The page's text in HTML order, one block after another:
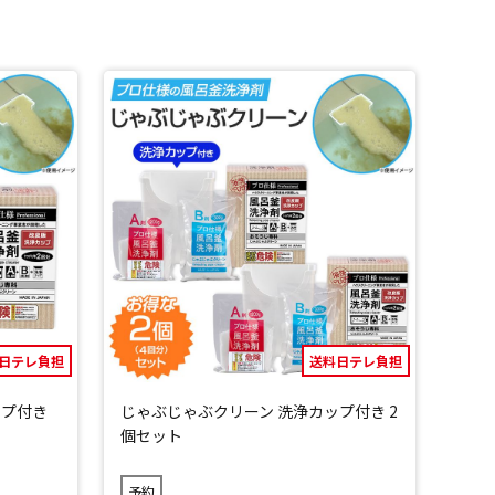
もお使いいただけます。
間の停電の際には頼もしい備えになります。
テレ負担
付き
送料日テレ負担
じゃぶじゃぶクリーン 洗浄カップ付き 2
個セット
予約